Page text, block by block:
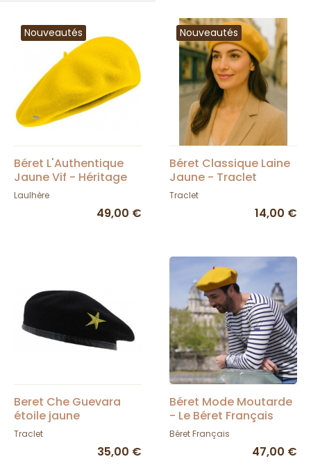
Nouveautés
Béret L'Authentique
Jaune Vif - Héritage
par Laulhère
Laulhère
49,00 €
Nouveautés
Béret Classique Laine
Jaune - Traclet
Traclet
14,00 €
Beret Che Guevara
étoile jaune
Traclet
35,00 €
Béret Mode Moutarde
- Le Béret Français
Béret Français
47,00 €